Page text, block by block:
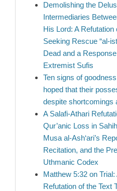
Demolishing the
Intermediaries
His Lord: A
Seeking Rescue “al-
Dead and a
Extremist Sufis
Ten signs of
hoped that their
despite shortcomings
A Salafi-Athari
Qur’anic Loss in
Musa al-Ash‘ari’s
Recitation, and the
Uthmanic Codex
Matthew 5:32 on
Refutation of the Text